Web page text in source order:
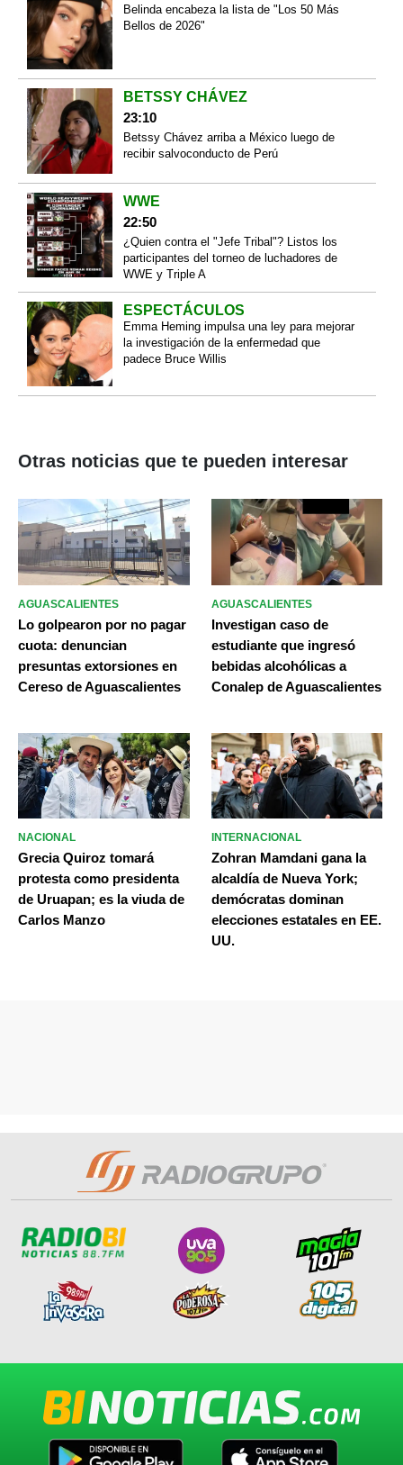
Belinda encabeza la lista de "Los 50 Más
Bellos de 2026"
BETSSY CHÁVEZ
23:10
Betssy Chávez arriba a México luego de
recibir salvoconducto de Perú
WWE
22:50
¿Quien contra el "Jefe Tribal"? Listos los
participantes del torneo de luchadores de
WWE y Triple A
ESPECTÁCULOS
Emma Heming impulsa una ley para mejorar
la investigación de la enfermedad que
padece Bruce Willis
Otras noticias que te pueden interesar
AGUASCALIENTES
Lo golpearon por no pagar
cuota: denuncian
presuntas extorsiones en
Cereso de Aguascalientes
AGUASCALIENTES
Investigan caso de
estudiante que ingresó
bebidas alcohólicas a
Conalep de Aguascalientes
NACIONAL
Grecia Quiroz tomará
protesta como presidenta
de Uruapan; es la viuda de
Carlos Manzo
INTERNACIONAL
Zohran Mamdani gana la
alcaldía de Nueva York;
demócratas dominan
elecciones estatales en EE.
UU.